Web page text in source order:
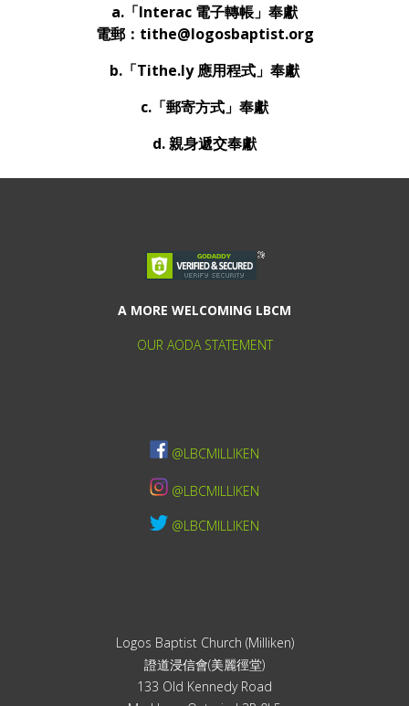
a.「Interac 電子轉帳」奉獻
電郵：tithe@logosbaptist.org
b.「Tithe.ly 應用程式」奉獻
c.「郵寄方式」奉獻
d. 親身遞交奉獻
Logos Baptist Church (Milliken)
證道浸信會(美麗徑堂)
133 Old Kennedy Road
A MORE WELCOMING LBCM
OUR AODA STATEMENT
@LBCMILLIKEN
@LBCMILLIKEN
@LBCMILLIKEN